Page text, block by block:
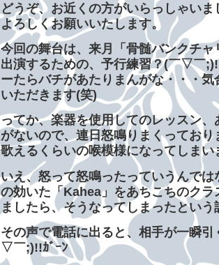
どうぞ、お近くの方がいらっしゃい
よろしくお願いいたします。
今回の舞台は、来月「骨髄バンクチ
出演するための、予行練習？(￣▽￣
ーたらバチがあたりまんがな・・・
いただきます(笑)
ってか、楽器を使用してのレッスン
がないので、連日怒鳴りまくってお
歌えるくらいの喉模様になってしまい
いえ、怒って怒鳴ったっていうんで
の効いた「Kahea」をあちこちのクラ
ましたら、そうなってしまったとい
その声で電話に出ると、相手が一瞬
▽￣;)!!ｶﾞｰﾝ